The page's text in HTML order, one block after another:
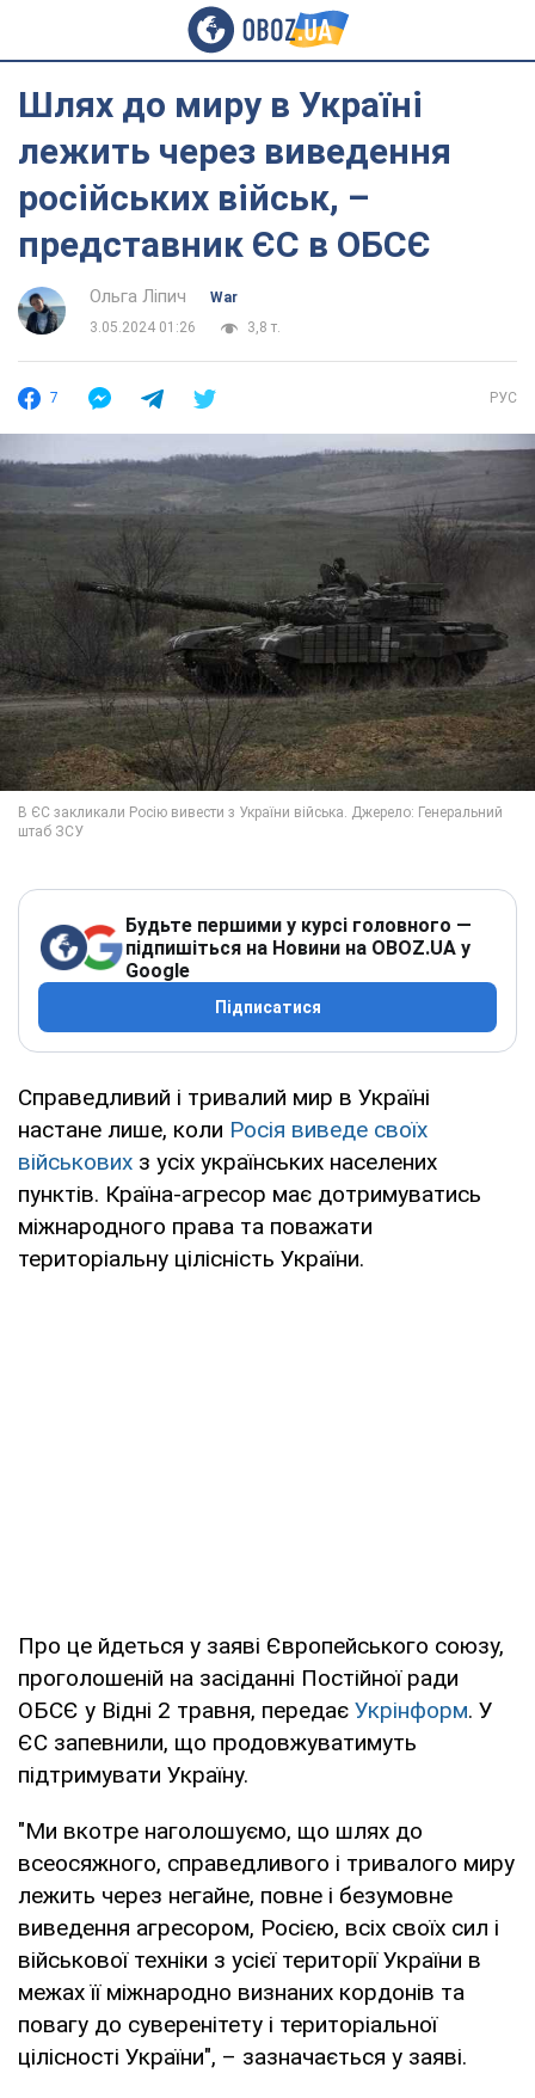
Шлях до миру в Україні
лежить через виведення
російських військ, –
представник ЄС в ОБСЄ
Ольга Ліпич
War
3.05.2024 01:26
3,8 т.
7 РУС
Будьте першими у курсі головного —
підпишіться на Новини на OBOZ.UA у
Google
Підписатися
Справедливий і тривалий мир в Україні
настане лише, коли Росія виведе своїх
військових з усіх українських населених
пунктів. Країна-агресор має дотримуватись
міжнародного права та поважати
територіальну цілісність України.
Про це йдеться у заяві Європейського союзу,
проголошеній на засіданні Постійної ради
ОБСЄ у Відні 2 травня, передає Укрінформ. У
ЄС запевнили, що продовжуватимуть
підтримувати Україну.
"Ми вкотре наголошуємо, що шлях до
всеосяжного, справедливого і тривалого миру
лежить через негайне, повне і безумовне
виведення агресором, Росією, всіх своїх сил і
військової техніки з усієї території України в
межах її міжнародно визнаних кордонів та
повагу до суверенітету і територіальної
цілісності України", – зазначається у заяві.